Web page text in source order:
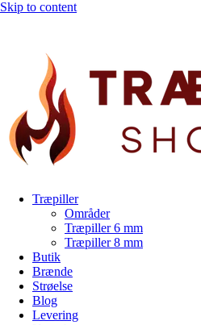
Skip to content
Træpiller
Områder
Træpiller 6 mm
Træpiller 8 mm
Butik
Brænde
Strøelse
Blog
Levering